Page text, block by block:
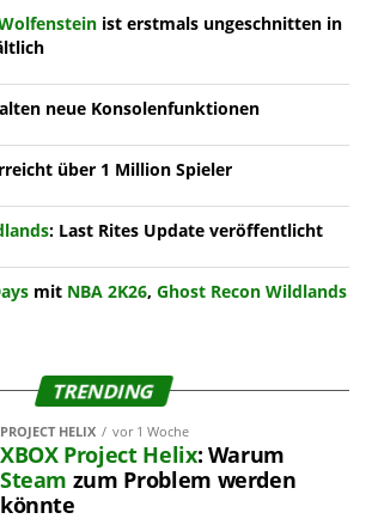
ist erstmals ungeschnitten in
neue Konsolenfunktionen
über 1 Million Spieler
: Last Rites Update veröffentlicht
mit NBA 2K26, Ghost Recon Wildlands
TRENDING
PROJECT HELIX vor 1 Woche
XBOX Project Helix: Warum
Steam zum Problem werden
könnte